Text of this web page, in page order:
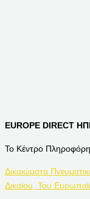
EUROPE DIRECT
Το Κέντρο
Δικαιώματα
Δικαίου, Του